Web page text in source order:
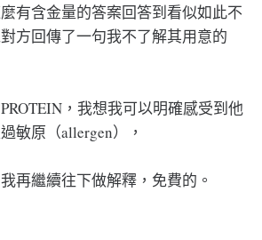
有含金量的答案回答到看似如此不
方回傳了一句我不了解其用意的
，我想我可以明確感受到他
敏原（allergen），
再繼續往下做解釋，免費的。